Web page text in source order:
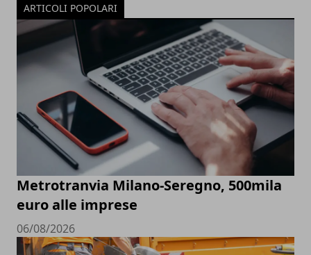
ARTICOLI POPOLARI
Metrotranvia Milano-Seregno, 500mila
euro alle imprese
06/08/2026